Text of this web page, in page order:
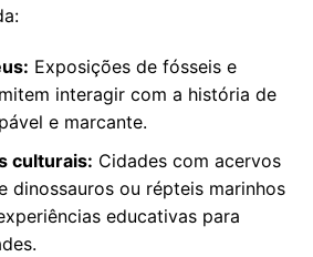
Exposições de fósseis e
interagir com a história de
e marcante.
culturais: Cidades com acervos
dinossauros ou répteis marinhos
educativas para